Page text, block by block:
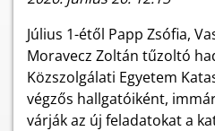
Július 1-étől Papp Zsófia,
Moravecz Zoltán tűzoltó
Közszolgálati Egyetem
végzős hallgatóiként,
várják az új feladatokat a